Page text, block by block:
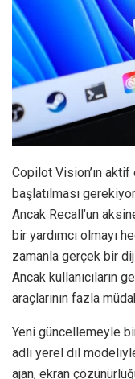
Copilot Vision’ın aktif
başlatılması
Ancak Recall’un
bir yardımcı olmayı
zamanla gerçek bir
Ancak kullanıcıların
araçlarının fazla
Yeni güncellemeyle
adlı yerel dil
ajan, ekran